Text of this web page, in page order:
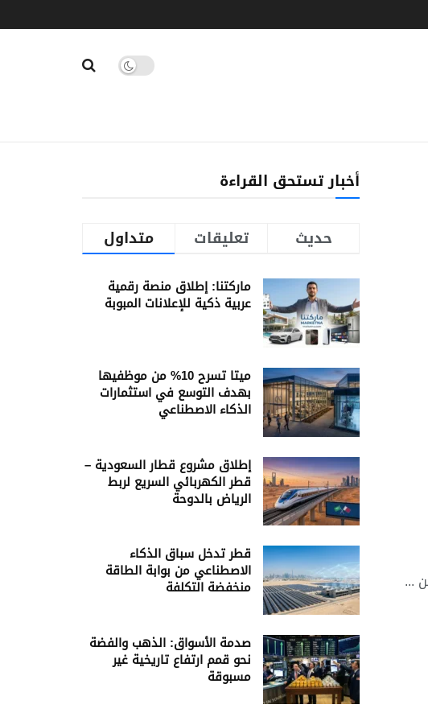
أخبار تستحق القراءة
متداول تعليقات حديث
ماركتنا: إطلاق منصة رقمية
عربية ذكية للإعلانات المبوبة
ميتا تسرح 10% من موظفيها
بهدف التوسع في استثمارات
الذكاء الاصطناعي
إطلاق مشروع قطار السعودية –
قطر الكهربائي السريع لربط
الرياض بالدوحة
قطر تدخل سباق الذكاء
الاصطناعي من بوابة الطاقة
منخفضة التكلفة
صدمة الأسواق: الذهب والفضة
نحو قمم ارتفاع تاريخية غير
مسبوقة